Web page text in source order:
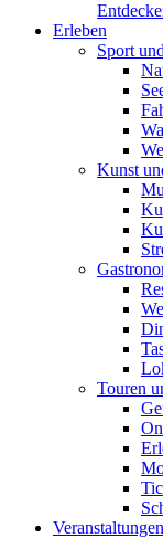
Erleben
Sport
Kunst
Touren
Veranstaltungen